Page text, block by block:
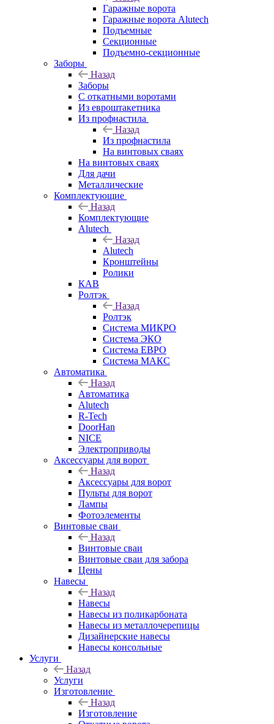
Гаражные ворота
Гаражные ворота Alutech
Подъемные
Секционные
Подъемно-секционные
Заборы
Назад
Заборы
C откатными воротами
Из евроштакетника
Из профнастила
Назад
Из профнастила
На винтовых сваях
На винтовых сваях
Для дачи
Металлические
Комплектующие
Назад
Комплектующие
Alutech
Назад
Alutech
Кронштейны
Ролики
КАВ
Ролтэк
Назад
Ролтэк
Система МИКРО
Система ЭКО
Система ЕВРО
Система МАКС
Автоматика
Назад
Автоматика
Alutech
R-Tech
DoorHan
NICE
Электроприводы
Аксессуары для ворот
Назад
Аксессуары для ворот
Пульты для ворот
Лампы
Фотоэлементы
Винтовые сваи
Назад
Винтовые сваи
Винтовые сваи для забора
Цены
Навесы
Назад
Навесы
Навесы из поликарбоната
Навесы из металлочерепицы
Дизайнерские навесы
Навесы консольные
Услуги
Назад
Услуги
Изготовление
Назад
Изготовление